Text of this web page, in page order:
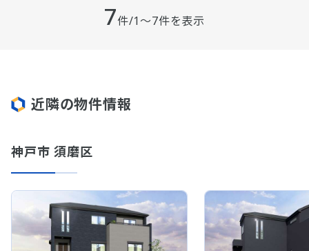
7件/1～7件を表示
近隣の物件情報
神戸市 須磨区